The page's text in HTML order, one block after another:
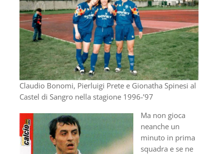
Claudio Bonomi, Pierluigi Prete e Gionatha Spinesi al
Castel di Sangro nella stagione 1996-’97
Ma non gioca
neanche un
minuto in prima
squadra e se ne